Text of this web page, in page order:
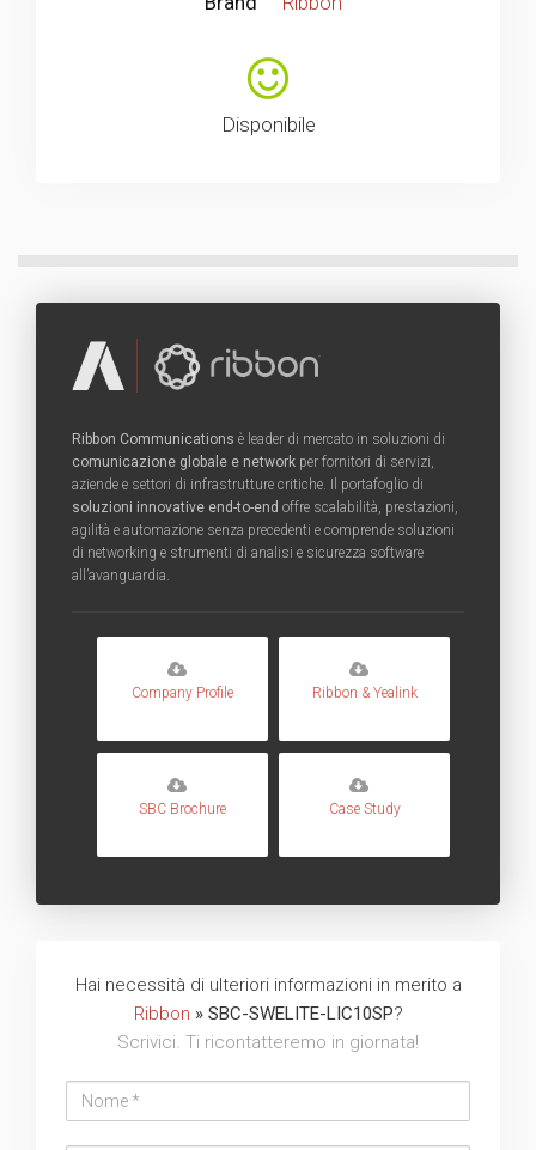
Disponibile
Ribbon Communications è leader di mercato in soluzioni di
comunicazione globale e network per fornitori di servizi,
aziende e settori di infrastrutture critiche. Il portafoglio di
soluzioni innovative end-to-end offre scalabilità, prestazioni,
agilità e automazione senza precedenti e comprende soluzioni
di networking e strumenti di analisi e sicurezza software
all’avanguardia.
Company Profile Ribbon & Yealink
SBC Brochure Case Study
Hai necessità di ulteriori informazioni in merito a
Ribbon » SBC-SWELITE-LIC10SP?
Scrivici. Ti ricontatteremo in giornata!